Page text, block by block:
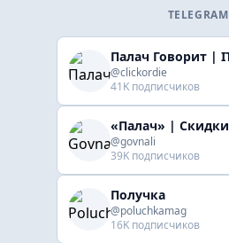
TELEGRAM
@clickordie
41K подписчиков
@govnali
39K подписчиков
Получка
@poluchkamag
16K подписчиков